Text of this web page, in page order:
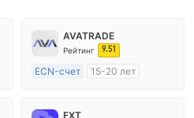
AVATRADE
Рейтинг 9.51
ECN-счет
15-20 лет
Маркет-Мейкинг (MM)
FXT